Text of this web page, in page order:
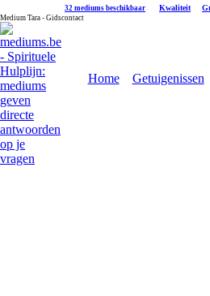
32 mediums beschikbaar Kwaliteit
Medium Tara - Gidscontact
Home Getuigenissen